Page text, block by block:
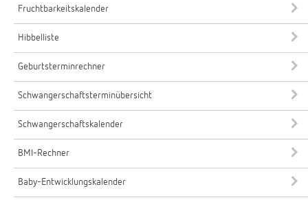
Fruchtbarkeitskalender
Hibbelliste
Geburtsterminrechner
Schwangerschaftsterminübersicht
Schwangerschaftskalender
BMI-Rechner
Baby-Entwicklungskalender